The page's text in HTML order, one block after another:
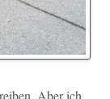
Aber ich